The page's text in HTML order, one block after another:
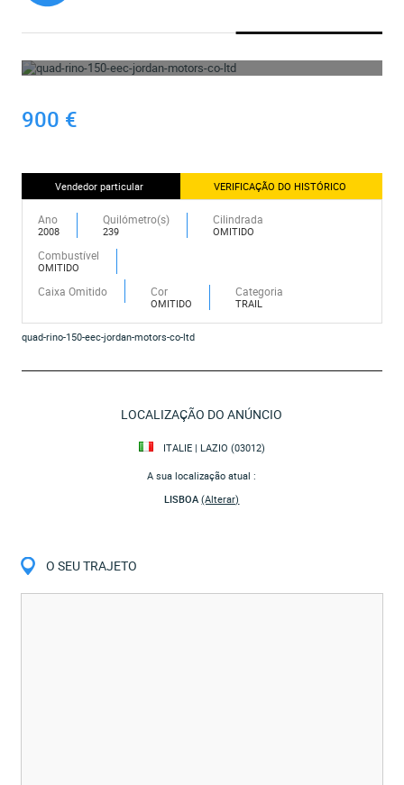
900 €
Vendedor particular VERIFICAÇÃO DO HISTÓRICO
Ano
2008
Quilómetro(s)
239
Cilindrada
OMITIDO
Combustível
OMITIDO
Caixa Omitido Cor
OMITIDO
Categoria
TRAIL
quad-rino-150-eec-jordan-motors-co-ltd
LOCALIZAÇÃO DO ANÚNCIO
ITALIE | LAZIO (03012)
A sua localização atual :
LISBOA(Alterar)
O SEU TRAJETO